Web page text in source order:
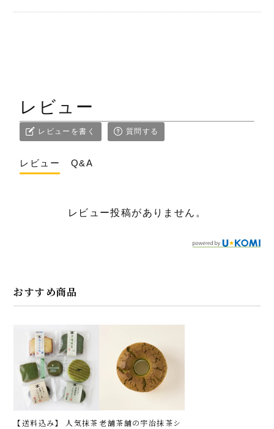
レビュー
レビューを書く 質問する
レビュー Q&A
レビュー投稿がありません。
おすすめ商品
【送料込み】 人気抹茶老舗茶舗の宇治抹茶シ